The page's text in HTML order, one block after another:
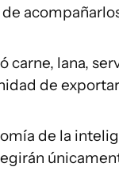
carne, lana,
de
de la